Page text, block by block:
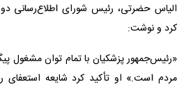
الیاس حضرتی، رئیس شورای اطلاع‌رسانی
کرد و نوشت:
«رئیس‌جمهور پزشکیان با تمام توان مشغول
مردم است.» او تأکید کرد شایعه استعفای